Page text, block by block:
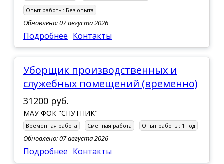
Опыт работы: Без опыта
Обновлено: 07 августа 2026
Подробнее Контакты
Уборщик производственных и
служебных помещений (временно)
31200 руб.
МАУ ФОК "СПУТНИК"
Временная работа Сменная работа Опыт работы: 1 год
Обновлено: 07 августа 2026
Подробнее Контакты